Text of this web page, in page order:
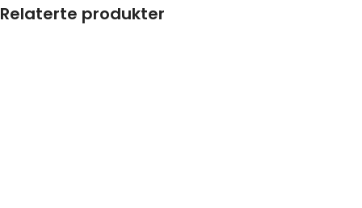
Relaterte produkter